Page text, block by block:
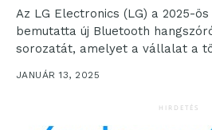
Az LG Electronics (LG) a 2025-
bemutatta új Bluetooth
sorozatát, amelyet a vállalat a
platinalemezes zenész és
JANUÁR 13, 2025
HIRDETÉS